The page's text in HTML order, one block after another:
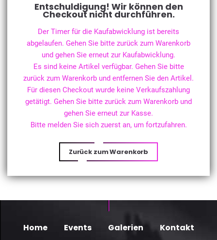
Entschuldigung! Wir können den
Checkout nicht durchführen.
Der Timer für die Kaufabwicklung ist bereits
abgelaufen. Gehen Sie bitte zurück zum Warenkorb
und gehen Sie erneut zur Kaufabwicklung.
Es sind keine Artikel verfügbar. Gehen Sie bitte
zurück zum Warenkorb und entfernen Sie den Artikel.
Für diesen Checkout wurde keine Verkaufszahlung
getätigt. Gehen Sie bitte zurück zum Warenkorb und
gehen Sie erneut zur Kasse.
Bitte melden Sie sich zuerst an, um fortzufahren.
Zurück zum Warenkorb
Home Events Galerien
Kontakt